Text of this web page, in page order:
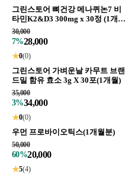
그린스토어 뼈건강 메나퀴논7 비
타민K2&D3 300mg x 30정 (1개월
분)
30,000
7%28,000
★0(0)
그린스토어 가벼운날 카무트 브랜
드밀 함유 효소 3g X 30포(1개월)
35,000
3%34,000
★0(0)
우먼 프로바이오틱스(1개월분)
50,000
60%20,000
★5(4)